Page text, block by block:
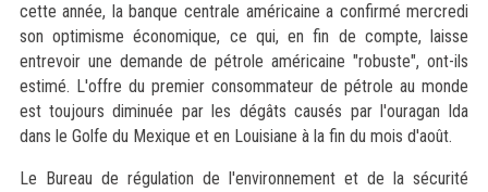
cette année, la banque centrale américaine a confirmé mercredi
son optimisme économique, ce qui, en fin de compte, laisse
entrevoir une demande de pétrole américaine "robuste", ont-ils
estimé. L'offre du premier consommateur de pétrole au monde
est toujours diminuée par les dégâts causés par l'ouragan Ida
dans le Golfe du Mexique et en Louisiane à la fin du mois d'août.
Le Bureau de régulation de l'environnement et de la sécurité